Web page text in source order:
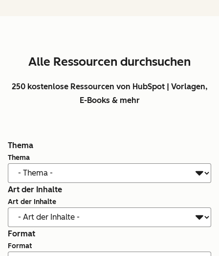
Alle Ressourcen durchsuchen
250 kostenlose Ressourcen von HubSpot | Vorlagen,
E-Books & mehr
Thema
Thema
Art der Inhalte
Art der Inhalte
Format
Format